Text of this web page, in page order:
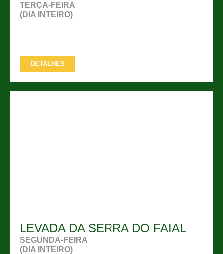
TERÇA-FEIRA
(DIA INTEIRO)
DETALHES
LEVADA DA SERRA DO FAIAL
SEGUNDA-FEIRA
(DIA INTEIRO)